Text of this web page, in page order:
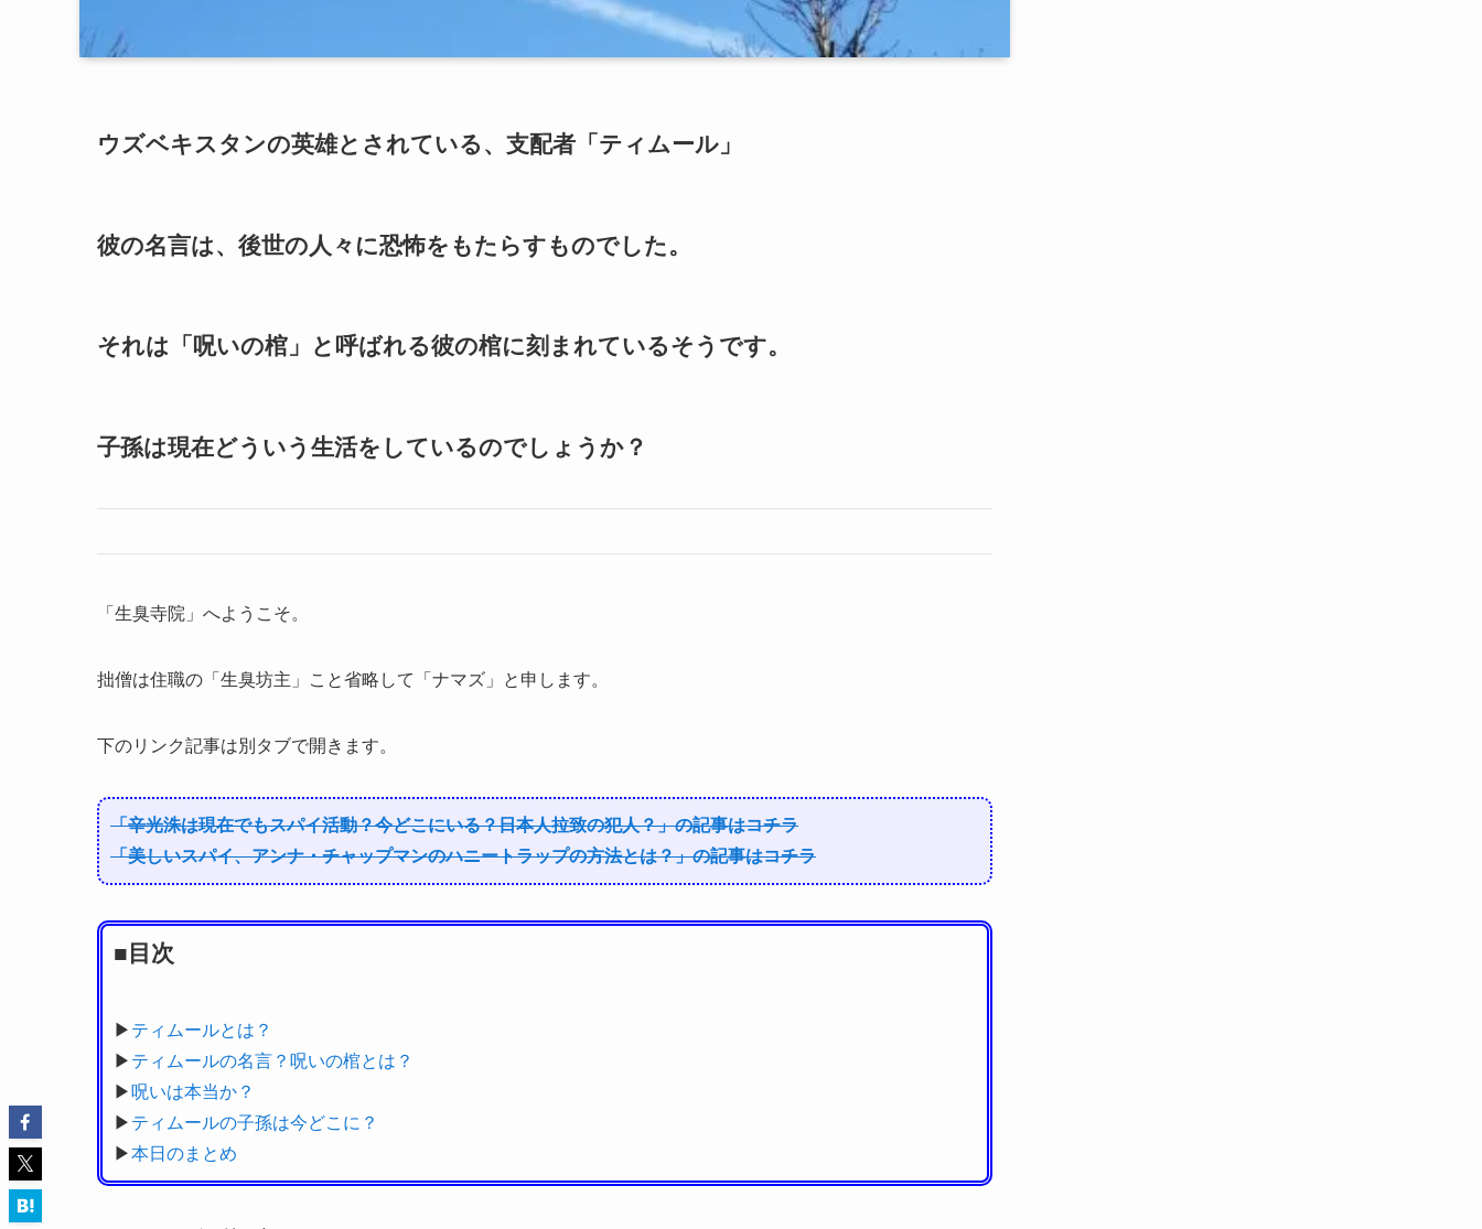
ウズベキスタンの英雄とされている、支配者「ティムール」
彼の名言は、後世の人々に恐怖をもたらすものでした。
それは「呪いの棺」と呼ばれる彼の棺に刻まれているそうです。
子孫は現在どういう生活をしているのでしょうか？
「生臭寺院」へようこそ。
拙僧は住職の「生臭坊主」こと省略して「ナマズ」と申します。
下のリンク記事は別タブで開きます。
「辛光洙は現在でもスパイ活動？今どこにいる？日本人拉致の犯人？」の記事はコチラ
「美しいスパイ、アンナ・チャップマンのハニートラップの方法とは？」の記事はコチラ
■目次
▶ ティムールとは？
▶ ティムールの名言？呪いの棺とは？
▶ 呪いは本当か？
▶ ティムールの子孫は今どこに？
▶本日のまとめ